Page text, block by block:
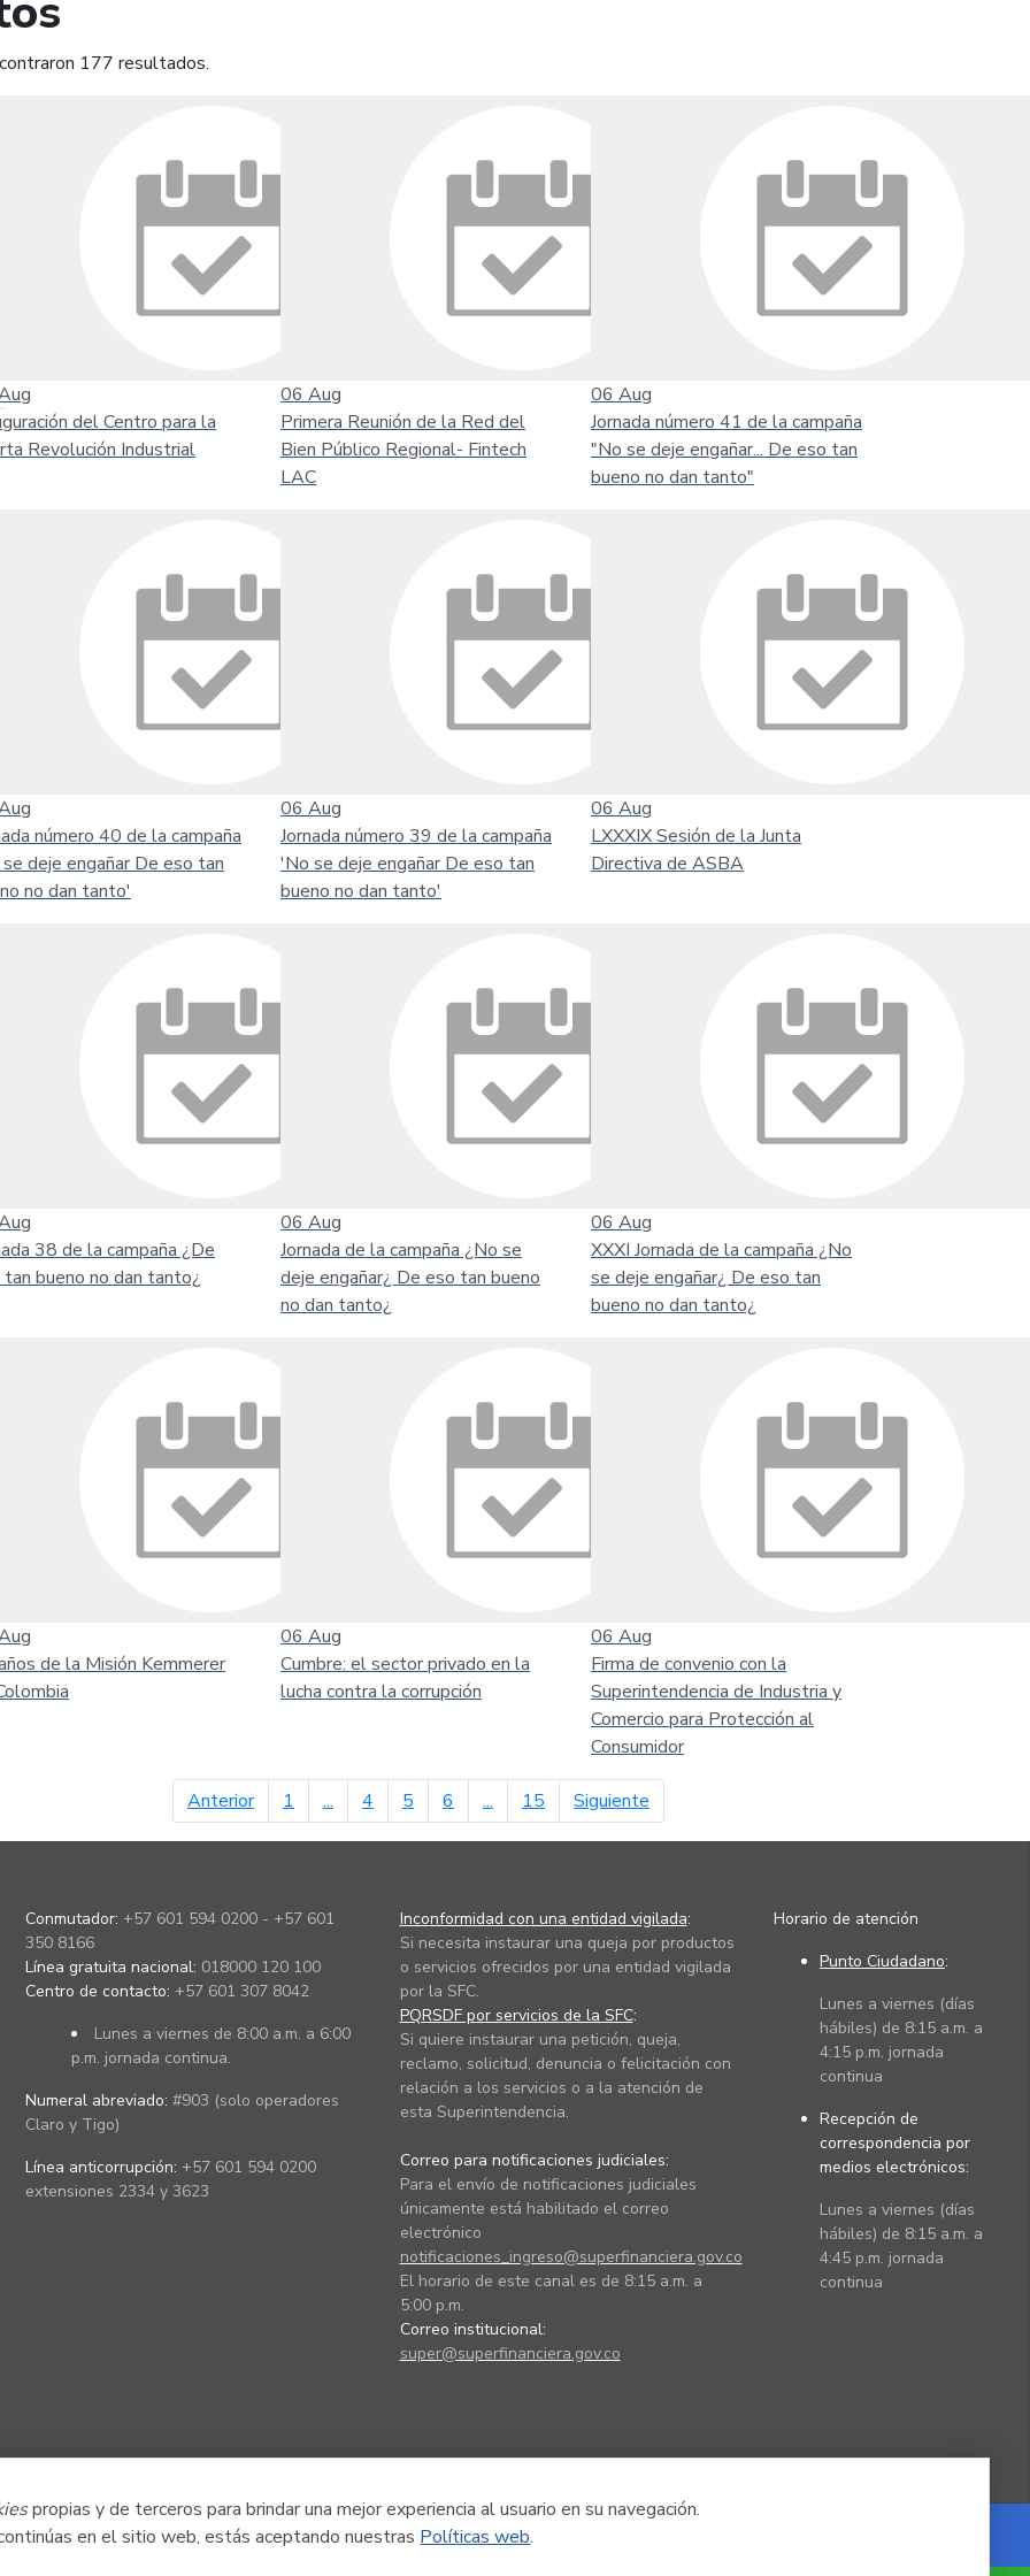
propias y de terceros para brindar una mejor experiencia al usuario en su navegación.
en el sitio web, estás aceptando nuestras Políticas web.
177 resultados.
del Centro para la
Revolución Industrial
06 Aug
Primera Reunión de la Red del
Bien Público Regional- Fintech
LAC
06 Aug
Jornada número 41 de la campaña
"No se deje engañar... De eso tan
bueno no dan tanto"
número 40 de la campaña
deje engañar De eso tan
no dan tanto'
06 Aug
Jornada número 39 de la campaña
'No se deje engañar De eso tan
bueno no dan tanto'
06 Aug
LXXXIX Sesión de la Junta
Directiva de ASBA
38 de la campaña ¿De
bueno no dan tanto¿
06 Aug
Jornada de la campaña ¿No se
deje engañar¿ De eso tan bueno
no dan tanto¿
06 Aug
XXXI Jornada de la campaña ¿No
se deje engañar¿ De eso tan
bueno no dan tanto¿
de la Misión Kemmerer
06 Aug
Cumbre: el sector privado en la
lucha contra la corrupción
06 Aug
Firma de convenio con la
Superintendencia de Industria y
Comercio para Protección al
Consumidor
Anteriorpágina anterior
1 ... 4 5 6 ... 15 Siguientepágina siguiente
Conmutador: +57 601 594 0200 - +57 601
350 8166
Línea gratuita nacional: 018000 120 100
Centro de contacto: +57 601 307 8042
Lunes a viernes de 8:00 a.m. a 6:00
p.m. jornada continua.
Numeral abreviado: #903 (solo operadores
Claro y Tigo)
Línea anticorrupción: +57 601 594 0200
extensiones 2334 y 3623
Inconformidad con una entidad vigilada:
Si necesita instaurar una queja por productos
o servicios ofrecidos por una entidad vigilada
por la SFC.
PQRSDF por servicios de la SFC:
Si quiere instaurar una petición, queja,
reclamo, solicitud, denuncia o felicitación con
relación a los servicios o a la atención de
esta Superintendencia.
Correo para notificaciones judiciales:
Para el envío de notificaciones judiciales
únicamente está habilitado el correo
electrónico
notificaciones_ingreso@superfinanciera.gov.co
El horario de este canal es de 8:15 a.m. a
5:00 p.m.
Correo institucional:
super@superfinanciera.gov.co
Horario de atención
Punto Ciudadano:
Lunes a viernes (días
hábiles) de 8:15 a.m. a
4:15 p.m. jornada
continua
Recepción de
correspondencia por
medios electrónicos:
Lunes a viernes (días
hábiles) de 8:15 a.m. a
4:45 p.m. jornada
continua